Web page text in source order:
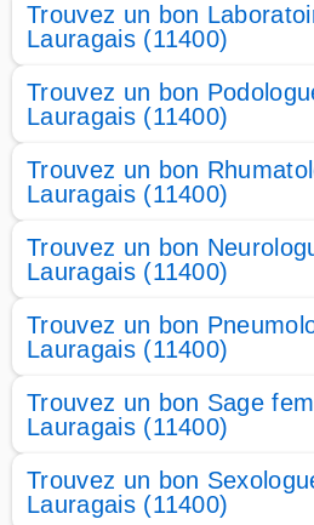
Trouvez un bon
Lauragais (11400)
Trouvez un bon
Lauragais (11400)
Trouvez un bon
Lauragais (11400)
Trouvez un bon
Lauragais (11400)
Trouvez un bon
Lauragais (11400)
Trouvez un bon Sage
Lauragais (11400)
Trouvez un bon
Lauragais (11400)